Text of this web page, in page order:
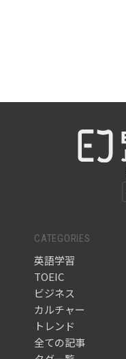
CATEGORIES
英語学習
TOEIC
ビジネス
カルチャー
トレンド
全ての記事